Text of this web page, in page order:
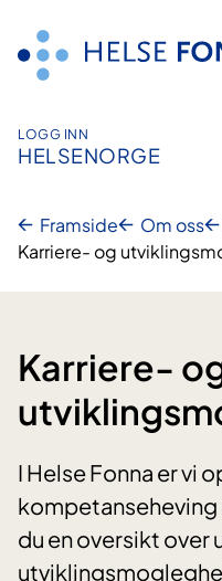
innhald
LOGG INN
HELSENORGE
Framside Om oss
Karriere- og
Karriere-
I Helse Fonna er vi
du en oversikt over